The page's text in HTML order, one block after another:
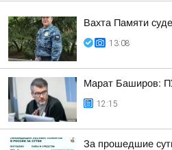
Вахта Памяти
13:08
Марат Баширов:
12:15
За прошедшие